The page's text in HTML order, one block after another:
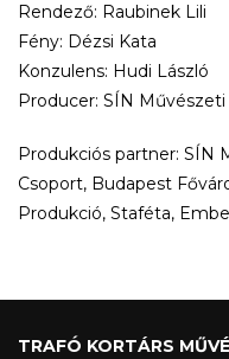
Rendező: Raubinek Lili
Fény: Dézsi Kata
Konzulens: Hudi László
Producer: SÍN
Produkciós partner: SÍN
Csoport, Budapest
Produkció, Staféta,
TRAFÓ KORTÁRS